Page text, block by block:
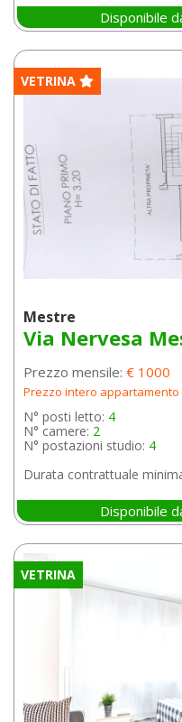
Disponibile
VETRINA
Mestre
Via Nervesa
Prezzo mensile: € 1000
Prezzo intero appartamento
N° posti letto: 4
N° camere: 2
N° postazioni studio: 4
Durata contrattuale
Disponibile
VETRINA